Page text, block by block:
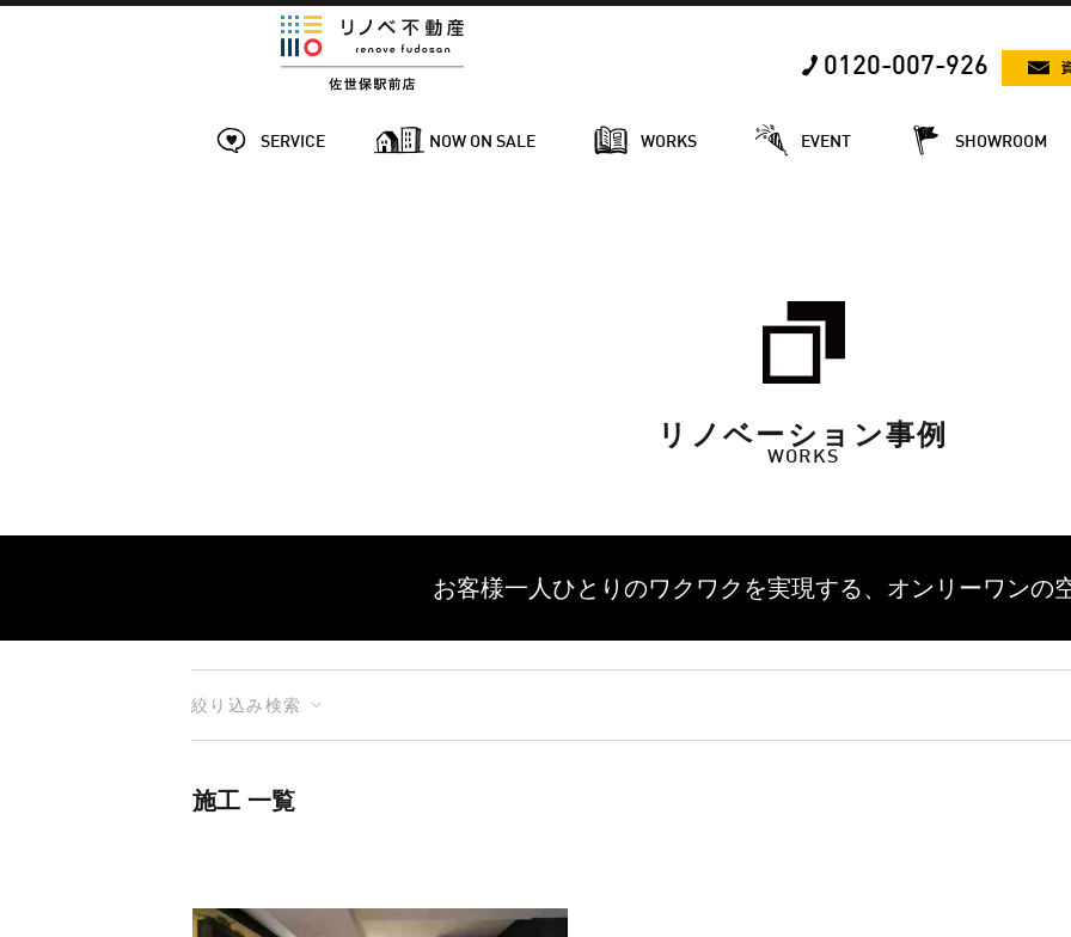
0120-007-926
SERVICE NOW ON SALE WORKS EVENT SHOWROOM
リノベーション事例
WORKS
お客様一人ひとりのワクワクを実現する、 オンリーワンの
絞り込み検索
施工 一覧